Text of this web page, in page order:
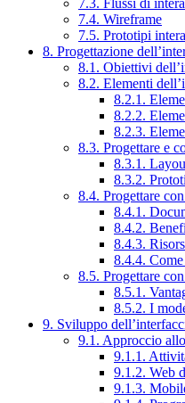
7.3. Flussi di
7.4. Wireframe
7.5. Prototipi
8. Progettazione
8.1. Obiettivi
8.2. Elementi
8.2.1.
8.2.2.
8.2.3.
8.3. Progettare e
8.3.1.
8.3.2.
8.4. Progettare
8.4.1.
8.4.2.
8.4.3.
8.4.4.
8.5. Progettare
8.5.1.
8.5.2. I
9. Sviluppo
9.1. Approccio
9.1.1.
9.1.2. Web
9.1.3.